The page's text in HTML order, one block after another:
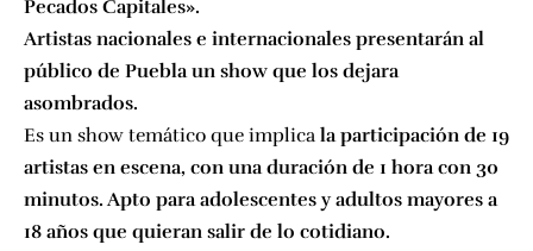
Pecados Capitales».
Artistas nacionales e internacionales presentarán al
público de Puebla un show que los dejara
asombrados.
Es un show temático que implica la participación de 19
artistas en escena, con una duración de 1 hora con 30
minutos. Apto para adolescentes y adultos mayores a
18 años que quieran salir de lo cotidiano.